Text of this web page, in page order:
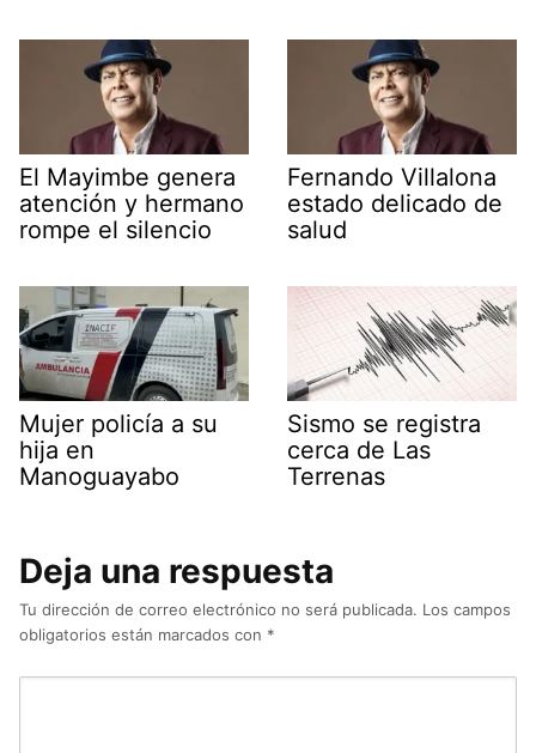
El Mayimbe genera
atención y hermano
rompe el silencio
Fernando Villalona
estado delicado de
salud
Mujer policía a su
hija en
Manoguayabo
Sismo se registra
cerca de Las
Terrenas
Deja una respuesta
Tu dirección de correo electrónico no será publicada. Los campos
obligatorios están marcados con *